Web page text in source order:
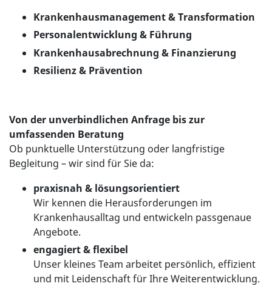
Krankenhausmanagement & Transformation
Personalentwicklung & Führung
Krankenhausabrechnung & Finanzierung
Resilienz & Prävention
Von der unverbindlichen Anfrage bis zur
umfassenden Beratung
Ob punktuelle Unterstützung oder langfristige
Begleitung – wir sind für Sie da:
praxisnah & lösungsorientiert
Wir kennen die Herausforderungen im
Krankenhausalltag und entwickeln passgenaue
Angebote.
engagiert & flexibel
Unser kleines Team arbeitet persönlich, effizient
und mit Leidenschaft für Ihre Weiterentwicklung.